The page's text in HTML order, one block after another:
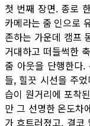
첫 번째 장면. 종로
카메라는 줌 인으로
존하는 가운데 캠프
거대하고 떠들썩한
줌 아웃을 단행한다
들, 힐끗 시선을 주
습이 원거리에 포착
만 그 선명한 온도차
가 흐트러졌고, 결코